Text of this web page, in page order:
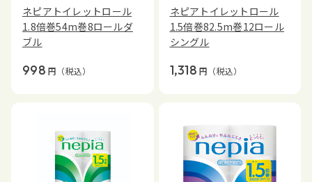
ネピアトイレットロール
1.8倍巻54m巻8ロールダ
ブル
998 円 （税込）
ネピアトイレットロール
1.5倍巻82.5m巻12ロール
シングル
1,318 円 （税込）